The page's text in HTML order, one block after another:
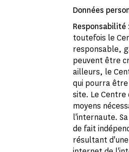
Données
Responsabilité
toutefois le
responsable,
peuvent être
ailleurs, le
qui pourra
site. Le
moyens
l'internaute.
de fait
résultant